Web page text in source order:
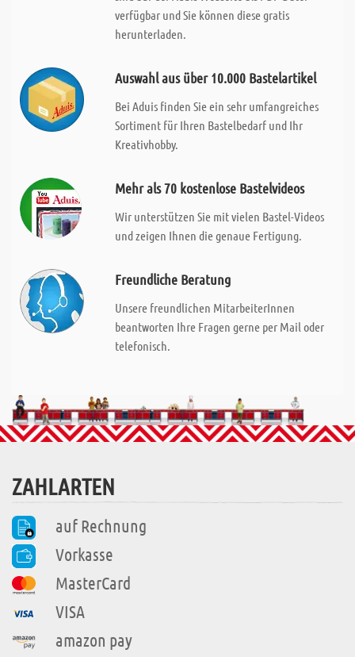
verfügbar und Sie können diese gratis
herunterladen.
Auswahl aus über 10.000 Bastelartikel
Bei Aduis finden Sie ein sehr umfangreiches
Sortiment für Ihren Bastelbedarf und Ihr
Kreativhobby.
Mehr als 70 kostenlose Bastelvideos
Wir unterstützen Sie mit vielen Bastel-Videos
und zeigen Ihnen die genaue Fertigung.
Freundliche Beratung
Unsere freundlichen MitarbeiterInnen
beantworten Ihre Fragen gerne per Mail oder
telefonisch.
ZAHLARTEN
auf Rechnung
Vorkasse
MasterCard
VISA
amazon pay